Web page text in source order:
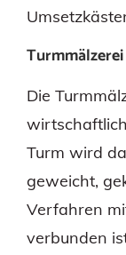
Turmmälzerei
Die
Turm wird
geweicht,
Verfahren
verbunden